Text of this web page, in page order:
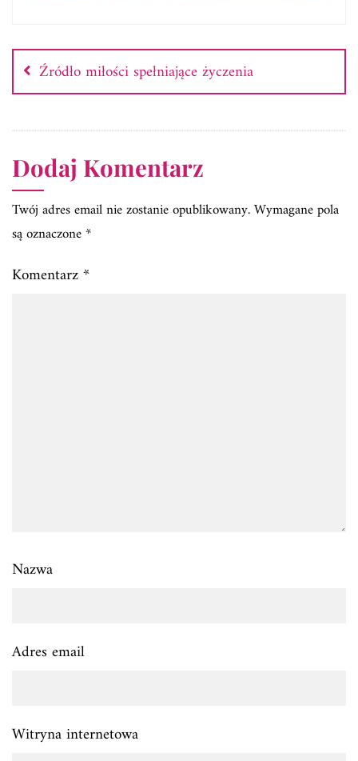
wpisu
Źródło miłości spełniające życzenia
Dodaj Komentarz
Twój adres email nie zostanie opublikowany.Wymagane pola
są oznaczone*
Komentarz*
Nazwa
Adres email
Witryna internetowa